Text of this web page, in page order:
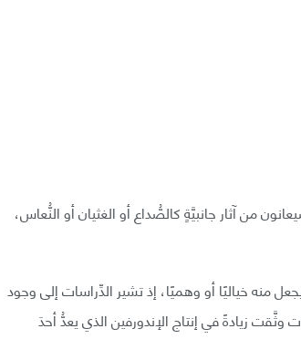
من آثار جانبيَّةٍ كالصُّداع أو الغثيان أو النُّعاس،
منه خياليًا أو وهميًا، إذ تشير الدِّراسات إلى وجود
زيادةً في إنتاج الإندورفين الذي يعدُّ أحدَ